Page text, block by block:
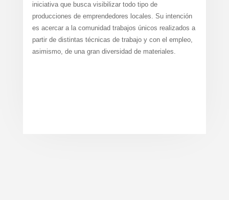
iniciativa que busca visibilizar todo tipo de
producciones de emprendedores locales. Su intención
es acercar a la comunidad trabajos únicos realizados a
partir de distintas técnicas de trabajo y con el empleo,
asimismo, de una gran diversidad de materiales.